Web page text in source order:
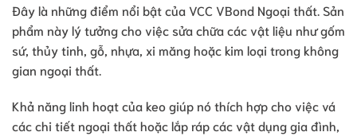
Đây là những điểm nổi bật của VCC VBond Ngoại thất. Sản
phẩm này lý tưởng cho việc sửa chữa các vật liệu như gốm
sứ, thủy tinh, gỗ, nhựa, xi măng hoặc kim loại trong không
gian ngoại thất.
Khả năng linh hoạt của keo giúp nó thích hợp cho việc vá
các chi tiết ngoại thất hoặc lắp ráp các vật dụng gia đình,